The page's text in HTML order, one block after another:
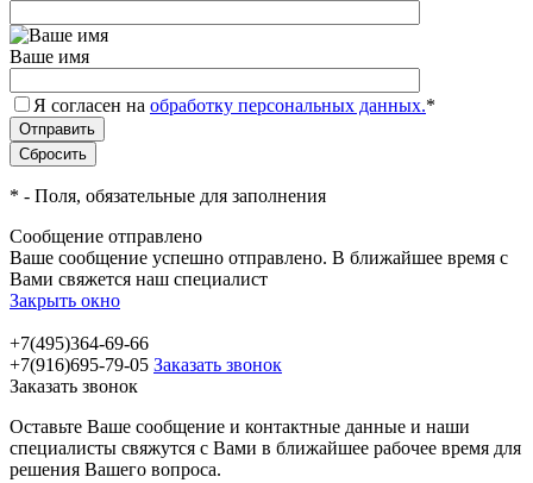
Ваше имя
Я согласен на обработку персональных данных.*
* - Поля, обязательные для заполнения
Сообщение отправлено
Ваше сообщение успешно отправлено. В ближайшее время с
Вами свяжется наш специалист
Закрыть окно
+7(495)364-69-66
+7(916)695-79-05 Заказать звонок
Заказать звонок
Оставьте Ваше сообщение и контактные данные и наши
специалисты свяжутся с Вами в ближайшее рабочее время для
решения Вашего вопроса.